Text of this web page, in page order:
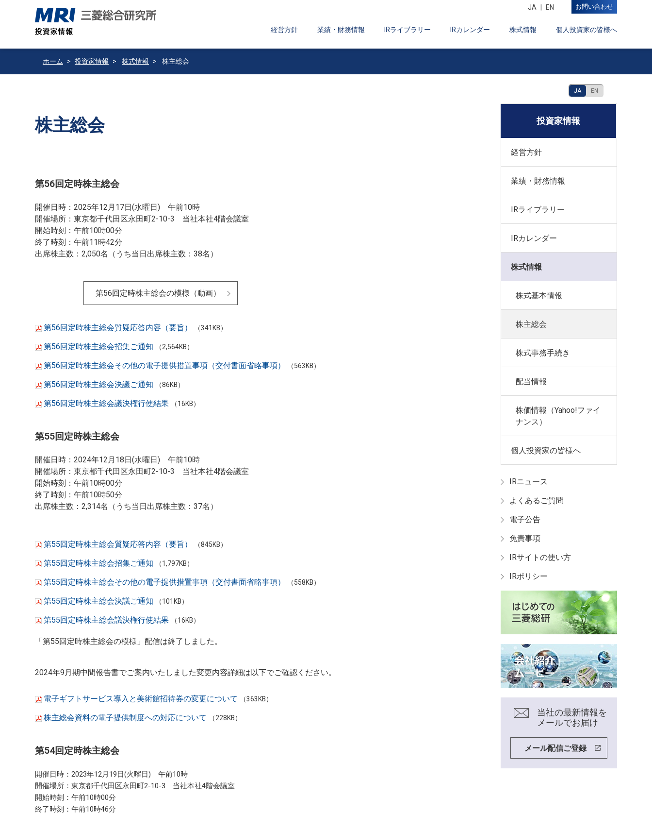
ホーム 投資家情報 株式情報 株主総会
投資家情報
経営方針
業績・財務情報
IRライブラリー
IRカレンダー
株式情報
株式基本情報
株主総会
株式事務手続き
配当情報
株価情報（Yahoo!ファイ
ナンス）
個人投資家の皆様へ
IRニュース
よくあるご質問
電子公告
免責事項
IRサイトの使い方
IRポリシー
メール配信ご登録
当社の最新情報を
メールでお届け
株主総会
JA EN
第56回定時株主総会
開催日時：2025年12月17日(水曜日) 午前10時
開催場所：東京都千代田区永田町2-10-3 当社本社4階会議室
開始時刻：午前10時00分
終了時刻：午前11時42分
出席株主数：2,050名（うち当日出席株主数：38名）
第56回定時株主総会の模様（動画）
第56回定時株主総会質疑応答内容（要旨） （341KB）
第56回定時株主総会招集ご通知 （2,564KB）
第56回定時株主総会その他の電子提供措置事項（交付書面省略事項） （563KB）
第56回定時株主総会決議ご通知 （86KB）
第56回定時株主総会議決権行使結果 （16KB）
第55回定時株主総会
開催日時：2024年12月18日(水曜日) 午前10時
開催場所：東京都千代田区永田町2-10-3 当社本社4階会議室
開始時刻：午前10時00分
終了時刻：午前10時50分
出席株主数：2,314名（うち当日出席株主数：37名）
第55回定時株主総会質疑応答内容（要旨） （845KB）
第55回定時株主総会招集ご通知 （1,797KB）
第55回定時株主総会その他の電子提供措置事項（交付書面省略事項） （558KB）
第55回定時株主総会決議ご通知 （101KB）
第55回定時株主総会議決権行使結果 （16KB）
「第55回定時株主総会の模様」配信は終了しました。
2024年9月期中間報告書でご案内いたしました変更内容詳細は以下でご確認ください。
電子ギフトサービス導入と美術館招待券の変更について （363KB）
株主総会資料の電子提供制度への対応について （228KB）
第54回定時株主総会
開催日時：2023年12月19日(火曜日) 午前10時
開催場所：東京都千代田区永田町2-10-3 当社本社4階会議室
開始時刻：午前10時00分
終了時刻：午前10時46分
お問い合わせ
JA EN
経営方針 業績・財務情報 IRライブラリー IRカレンダー 株式情報 個人投資家の皆様へ